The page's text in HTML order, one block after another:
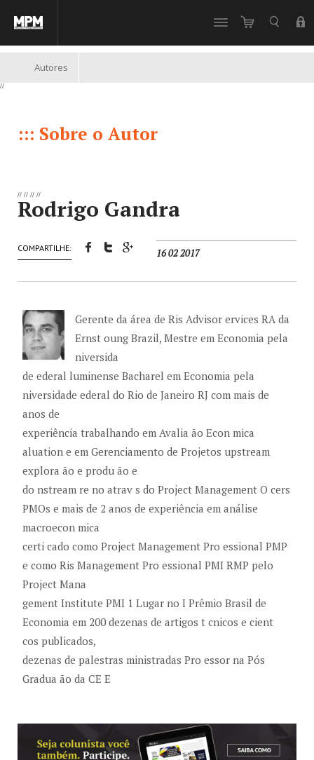
Autores
//
::: Sobre o Autor
// // // //
Rodrigo Gandra
16 02 2017
COMPARTILHE:
Gerente da área de Ris Advisor ervices RA da
Ernst oung Brazil, Mestre em Economia pela
niversida
de ederal luminense Bacharel em Economia pela
niversidade ederal do Rio de Janeiro RJ com mais de
anos de
experiência trabalhando em Avalia ão Econ mica
aluation e em Gerenciamento de Projetos upstream
explora ão e produ ão e
do nstream re no atrav s do Project Management O cers
PMOs e mais de 2 anos de experiência em análise
macroecon mica
certi cado como Project Management Pro essional PMP
e como Ris Management Pro essional PMI RMP pelo
Project Mana
gement Institute PMI 1 Lugar no I Prêmio Brasil de
Economia em 200 dezenas de artigos t cnicos e cient
cos publicados,
dezenas de palestras ministradas Pro essor na Pós
Gradua ão da CE E